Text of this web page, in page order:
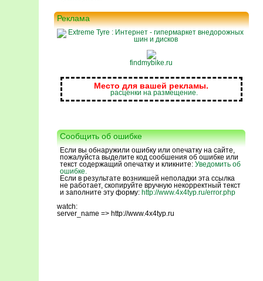
Реклама
findmybike.ru
Место для вашей рекламы.
расценки на размещение.
Сообщить об ошибке
Если вы обнаружили ошибку или опечатку на сайте,
пожалуйста выделите код сообшения об ошибке или
текст содержащий опечатку и кликните: Уведомить об
ошибке.
Если в результате возникшей неполадки эта ссылка
не работает, скопируйте вручную некорректный текст
и заполните эту форму: http://www.4x4typ.ru/error.php
watch:
server_name => http://www.4x4typ.ru